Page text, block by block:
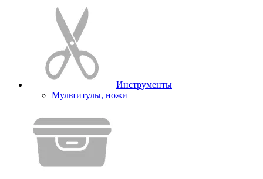
Инструменты
Мультитулы, ножи